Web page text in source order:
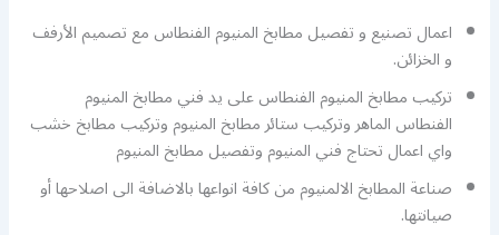
اعمال تصنيع و تفصيل مطابخ المنيوم الفنطاس مع تصميم الأرفف
و الخزائن.
تركيب مطابخ المنيوم الفنطاس على يد فني مطابخ المنيوم
الفنطاس الماهر وتركيب ستائر مطابخ المنيوم وتركيب مطابخ خشب
واي اعمال تحتاج فني المنيوم وتفصيل مطابخ المنيوم
صناعة المطابخ الالمنيوم من كافة انواعها بالاضافة الى اصلاحها أو
صيانتها.